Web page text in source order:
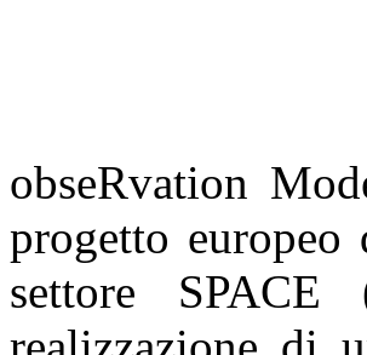
obseRvation
progetto
settore